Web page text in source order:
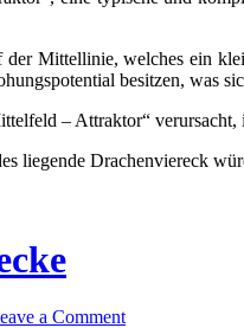
Mittellinie, welches ein
besitzen, was
– Attraktor“ verursacht,
liegende Drachenviereck
a Comment